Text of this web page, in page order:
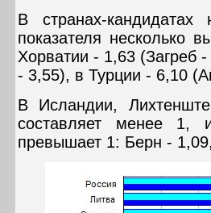
В странах-
показателя
Хорватии - 1,63 (Загреб
- 3,55), в Турции - 6,10
В Исландии,
составляет менее 1,
превышает 1: Берн -